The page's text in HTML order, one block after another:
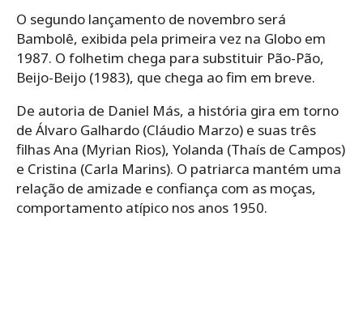
O segundo lançamento de novembro será
Bambolê, exibida pela primeira vez na Globo em
1987. O folhetim chega para substituir Pão-Pão,
Beijo-Beijo (1983), que chega ao fim em breve.
De autoria de Daniel Más, a história gira em torno
de Álvaro Galhardo (Cláudio Marzo) e suas três
filhas Ana (Myrian Rios), Yolanda (Thaís de Campos)
e Cristina (Carla Marins). O patriarca mantém uma
relação de amizade e confiança com as moças,
comportamento atípico nos anos 1950.